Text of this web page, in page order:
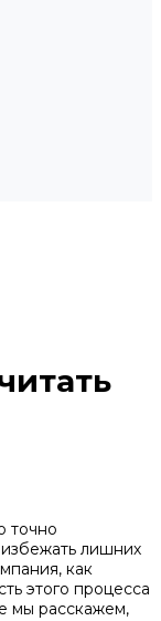
точно
лишних
как
этого процесса
мы расскажем,